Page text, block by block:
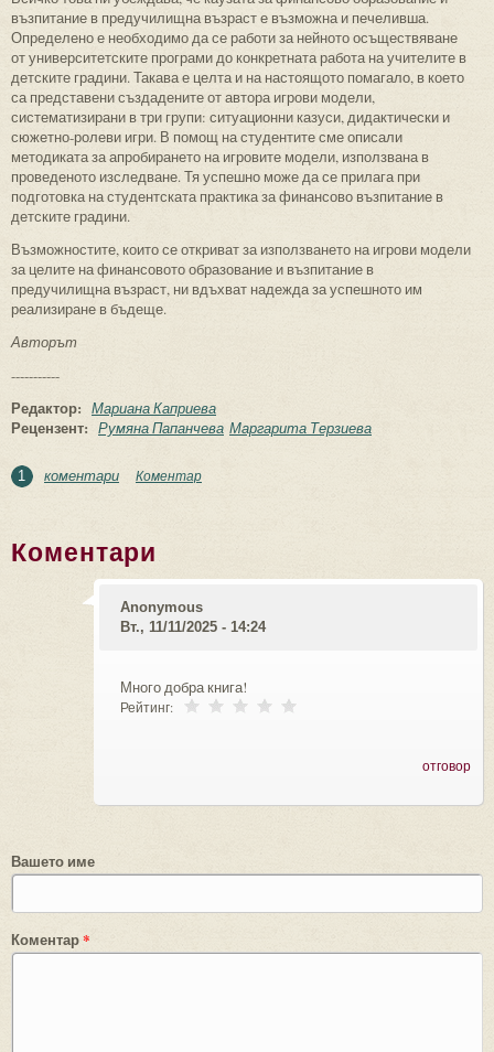
възпитание в предучилищна възраст е възможна и печеливша.
Определено е необходимо да се работи за нейното осъществяване
от университетските програми до конкретната работа на учителите в
детските градини. Такава е целта и на настоящото помагало, в което
са представени създадените от автора игрови модели,
систематизирани в три групи: ситуационни казуси, дидактически и
сюжетно-ролеви игри. В помощ на студентите сме описали
методиката за апробирането на игровите модели, използвана в
проведеното изследване. Тя успешно може да се прилага при
подготовка на студентската практика за финансово възпитание в
детските градини.
Възможностите, които се откриват за използването на игрови модели
за целите на финансовото образование и възпитание в
предучилищна възраст, ни вдъхват надежда за успешното им
реализиране в бъдеще.
Авторът
-----------
Редактор: Мариана Каприева
Рецензент: Румяна Папанчева Маргарита Терзиева
1 коментари Коментар
Коментари
Anonymous
Вт., 11/11/2025 - 14:24
Много добра книга!
Рейтинг:
отговор
Вашето име
Коментар*